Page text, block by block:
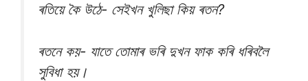
ৰতিয়ে কৈ উঠে- সেইখন খুলিছা কিয় ৰতন?
ৰতনে কয়- যাতে তোমাৰ ভৰি দুখন ফাক কৰি ধৰিবলৈ
সুবিধা হয়।